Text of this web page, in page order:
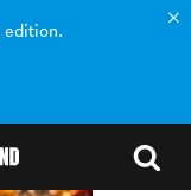
edition.